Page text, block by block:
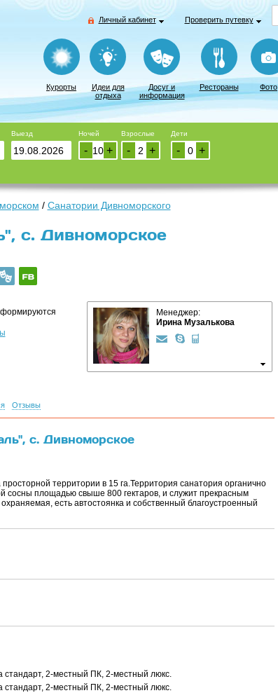
Личный кабинет Проверить путевку
Курорты
Идеи для
отдыха
Досуг и
информация
Рестораны Фото
Выезд Ночей
+
-
Взрослые
+
-
Дети
+
-
/ Санатории Дивноморского
с. Дивноморское
Менеджер:
Ирина Музалькова
Отзывы
с. Дивноморское
территории в 15 га.Территория санатория органично
сосны площадью свыше 800 гектаров, и служит прекрасным
есть автостоянка и собственный благоустроенный
2-местный ПК, 2-местный люкс.
2-местный ПК, 2-местный люкс.